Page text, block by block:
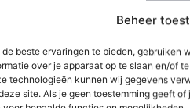
Beheer
de beste ervaringen te bieden, gebruiken
over je apparaat op te slaan en/of
technologieën kunnen wij gegevens
site. Als je geen toestemming geeft